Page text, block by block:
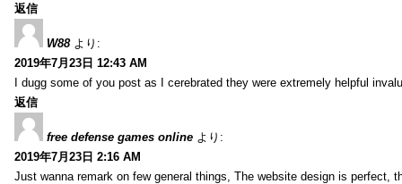
返信
W88 より:
2019年7月23日 12:43 AM
I dugg some of you post as I cerebrated they were extremely helpful
返信
free defense games online より:
2019年7月23日 2:16 AM
Just wanna remark on few general things, The website design is perfect,